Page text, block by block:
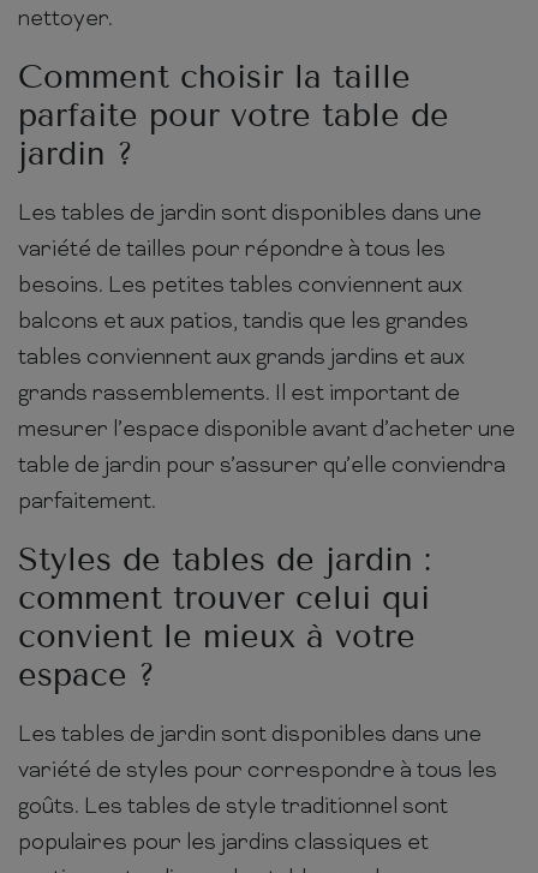
nettoyer.
Comment choisir la taille
parfaite pour votre table de
jardin ?
Les tables de jardin sont disponibles dans une
variété de tailles pour répondre à tous les
besoins. Les petites tables conviennent aux
balcons et aux patios, tandis que les grandes
tables conviennent aux grands jardins et aux
grands rassemblements. Il est important de
mesurer l’espace disponible avant d’acheter une
table de jardin pour s’assurer qu’elle conviendra
parfaitement.
Styles de tables de jardin :
comment trouver celui qui
convient le mieux à votre
espace ?
Les tables de jardin sont disponibles dans une
variété de styles pour correspondre à tous les
goûts. Les tables de style traditionnel sont
populaires pour les jardins classiques et